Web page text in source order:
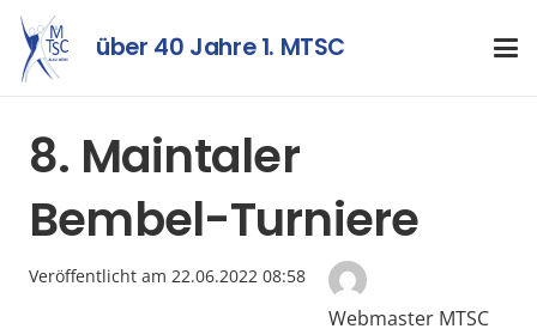
über 40 Jahre 1. MTSC
8. Maintaler
Bembel-Turniere
Veröffentlicht am 22.06.2022 08:58
Webmaster MTSC